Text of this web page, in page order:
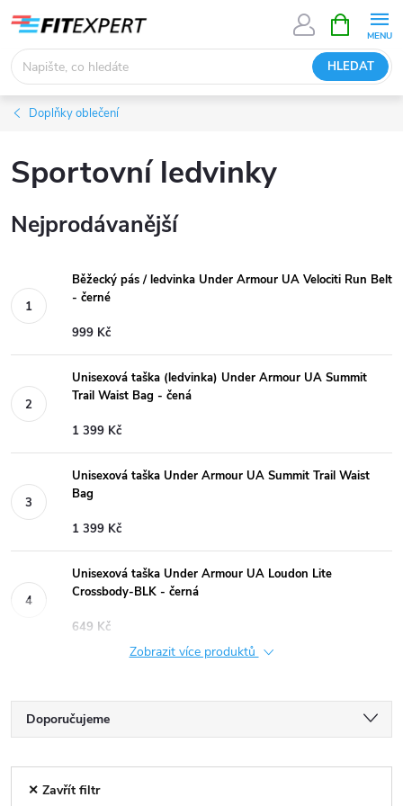
obsah
HLEDAT
NÁKUPNÍ
KOŠÍK
Doplňky oblečení
Sportovní ledvinky
Nejprodávanější
Běžecký pás / ledvinka Under Armour UA Velociti Run Belt
- černé
999 Kč
Unisexová taška (ledvinka) Under Armour UA Summit
Trail Waist Bag - čená
1 399 Kč
Unisexová taška Under Armour UA Summit Trail Waist
Bag
1 399 Kč
Unisexová taška Under Armour UA Loudon Lite
Crossbody-BLK - černá
649 Kč
Zobrazit více produktů
Ř
a
Doporučujeme
Nejdražší
V
✕ Zavřít filtr